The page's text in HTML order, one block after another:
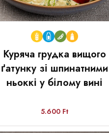
Куряча грудка вищого
ґатунку зі шпинатними
ньоккі у білому вині
5.600 Ft